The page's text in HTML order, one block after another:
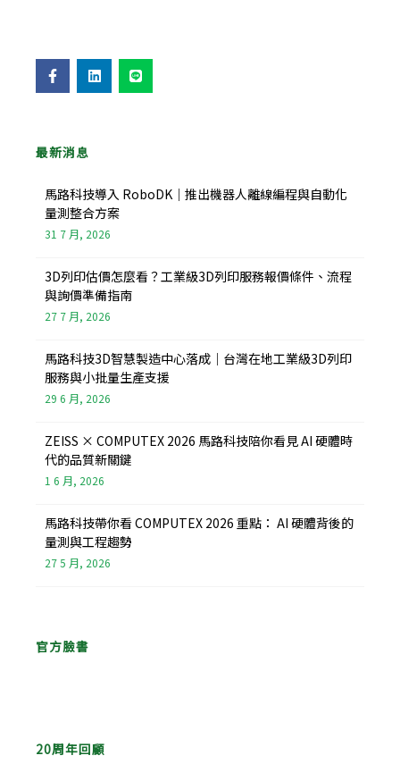
F
a
c
o
k
f
L
i
n
L
i
n
最新消息
馬路科技導入 RoboDK｜推出機器人離線編程與自動化
量測整合方案
31 7 月, 2026
3D列印估價怎麼看？工業級3D列印服務報價條件、流程
與詢價準備指南
27 7 月, 2026
馬路科技3D智慧製造中心落成｜台灣在地工業級3D列印
服務與小批量生產支援
29 6 月, 2026
ZEISS × COMPUTEX 2026 馬路科技陪你看見 AI 硬體時
代的品質新關鍵
1 6 月, 2026
馬路科技帶你看 COMPUTEX 2026 重點： AI 硬體背後的
量測與工程趨勢
27 5 月, 2026
官方臉書
20周年回顧